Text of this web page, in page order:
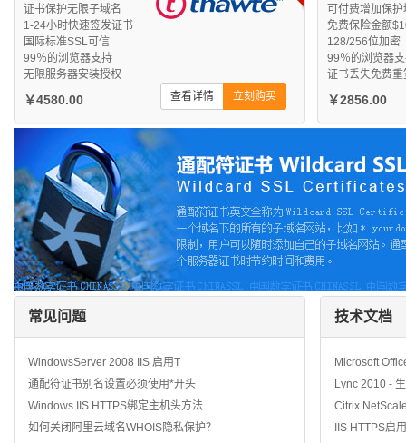
证书保护无限子域名
1-24小时快速签发证书
国际标准SSL可信
99％的浏览器支持
无限服务器安装授权
￥4580.00 查看详情 立刻购买
可付费增加保
免费保险金额
128/256位加密
99％的浏览器
证书丢失免费重
￥2856.00
常见问题
WindowsServer 2008 IIS 启用T
通配符证书别名设置必须使用*开头
Windows IIS HTTPS绑定主机头方法
如何关闭阿里云域名WHOIS隐私保护？
技术文档
Microsoft
Lync 2010 -
Citrix
IIS HTTPS启